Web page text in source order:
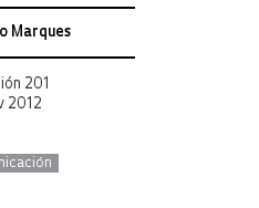
Marques
201
2012